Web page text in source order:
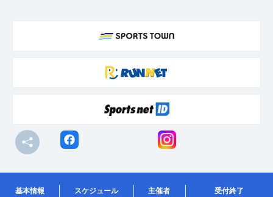
基本情報 スケジュール 主催者 受付終了